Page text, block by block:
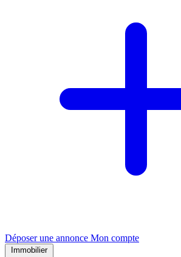
Déposer une annonce Mon compte
Immobilier